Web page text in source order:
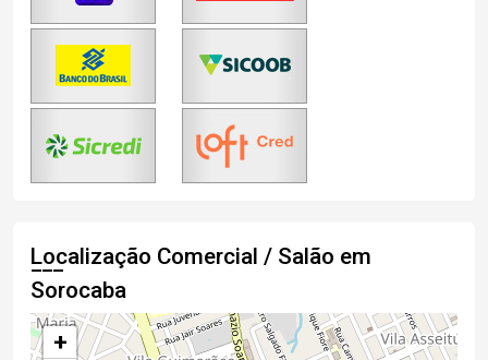
Localização Comercial / Salão em
Sorocaba
+